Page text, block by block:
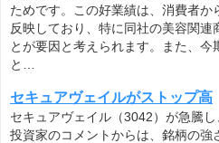
ためです。この好業績は、消費者
反映しており、特に同社の美容関連
とが要因と考えられます。また、今
と…
セキュアヴェイルがストップ高
セキュアヴェイル（3042）が急騰し
投資家のコメントからは、銘柄の強